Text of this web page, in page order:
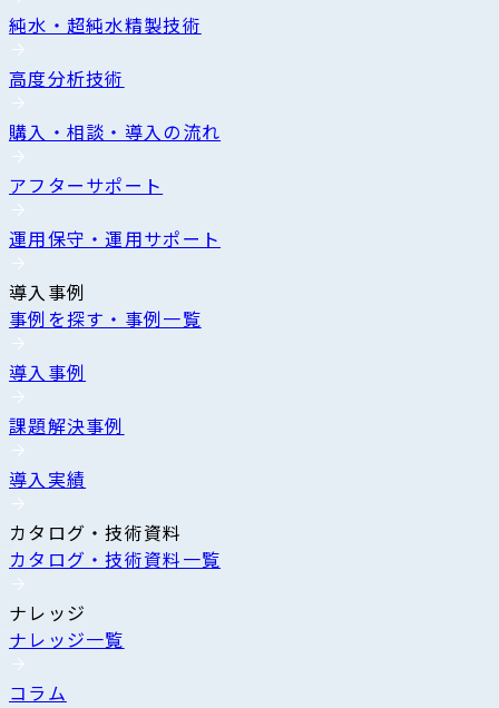
純水・超純水精製技術
高度分析技術
購入・相談・導入の流れ
アフターサポート
運用保守・運用サポート
導入事例
事例を探す・事例一覧
導入事例
課題解決事例
導入実績
カタログ・技術資料
カタログ・技術資料一覧
ナレッジ
ナレッジ一覧
コラム